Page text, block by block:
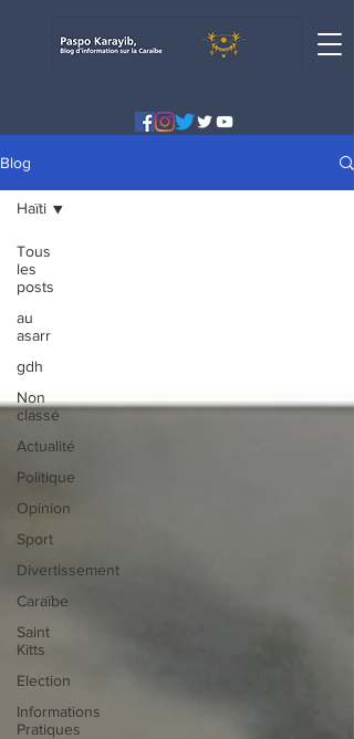
Blog
Tous
les
posts
au
asarr
gdh
Non
classé
Actualité
Politique
Opinion
Sport
Divertissement
Caraïbe
Saint
Kitts
Election
Informations
Pratiques
Haïti